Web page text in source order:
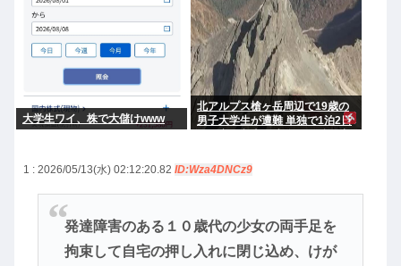
大学生ワイ、株で大儲けwww
北アルプス槍ヶ岳周辺で19歳の
男子大学生が遭難 単独で1泊2日
1 : 2026/05/13(水) 02:12:20.82 ID:Wza4DNCz9
発達障害のある１０歳代の少女の両手足を
拘束して自宅の押し入れに閉じ込め、けが